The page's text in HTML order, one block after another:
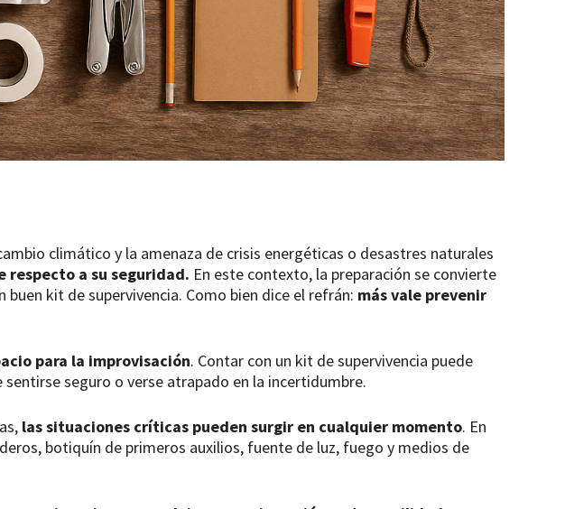
climático y la amenaza de crisis energéticas o desastres naturales
a su seguridad. En este contexto, la preparación se convierte
kit de supervivencia. Como bien dice el refrán: más vale prevenir
para la improvisación. Contar con un kit de supervivencia puede
sentirse seguro o verse atrapado en la incertidumbre.
las situaciones críticas pueden surgir en cualquier momento. En
botiquín de primeros auxilios, fuente de luz, fuego y medios de